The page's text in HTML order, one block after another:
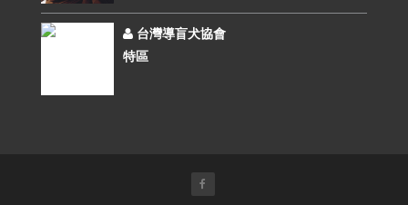
台灣導盲犬協會
特區